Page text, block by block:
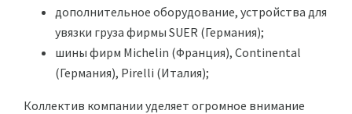
дополнительное оборудование, устройства для
увязки груза фирмы SUER (Германия);
шины фирм Michelin (Франция), Continental
(Германия), Pirelli (Италия);
Коллектив компании уделяет огромное внимание